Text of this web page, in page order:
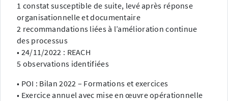
1 constat susceptible de suite, levé après réponse
organisationnelle et documentaire
2 recommandations liées à l’amélioration continue
des processus
• 24/11/2022 : REACH
5 observations identifiées
• POI : Bilan 2022 – Formations et exercices
• Exercice annuel avec mise en œuvre opérationnelle